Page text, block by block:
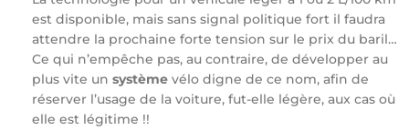
est disponible, mais sans signal politique fort il faudra
attendre la prochaine forte tension sur le prix du baril…
Ce qui n’empêche pas, au contraire, de développer au
plus vite un systèmevélo digne de ce nom, afin de
réserver l’usage de la voiture, fut-elle légère, aux cas où
elle est légitime !!